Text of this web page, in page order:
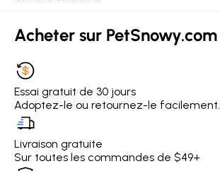
Acheter sur PetSnowy.com
Essai gratuit de 30 jours
Adoptez-le ou retournez-le facilement.
Livraison gratuite
Sur toutes les commandes de $49+